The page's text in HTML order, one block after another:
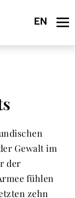
Gewalt im
der
fühlen
zehn